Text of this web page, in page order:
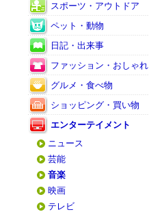
スポーツ・アウトドア
ペット・動物
日記・出来事
ファッション・おしゃれ
グルメ・食べ物
ショッピング・買い物
エンターテイメント
ニュース
芸能
音楽
映画
テレビ